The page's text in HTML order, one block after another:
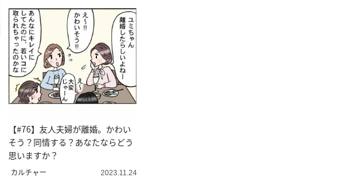
【#76】友人夫婦が離婚。かわい
そう？同情する？あなたならどう
思いますか？
カルチャー 2023.11.24